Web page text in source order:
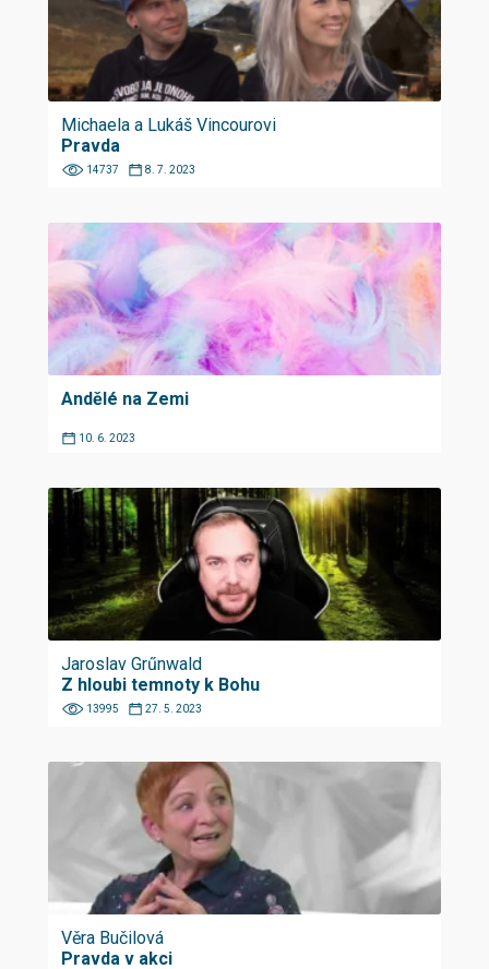
Michaela a Lukáš Vincourovi
Pravda
14737 8. 7. 2023
Andělé na Zemi
10. 6. 2023
Jaroslav Grűnwald
Z hloubi temnoty k Bohu
13995 27. 5. 2023
Věra Bučilová
Pravda v akci